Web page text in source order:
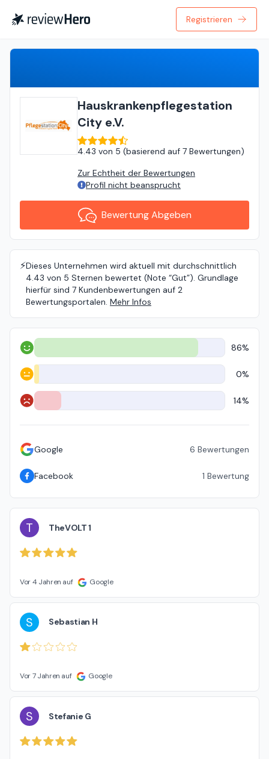
Registrieren
Hauskrankenpflegestation
City e.V.
4.43 von 5 (basierend auf 7 Bewertungen)
Zur Echtheit der Bewertungen
Profil nicht beansprucht
Bewertung Abgeben
⚡️Dieses Unternehmen wird aktuell mit durchschnittlich
4.43 von 5 Sternen bewertet (Note “Gut”). Grundlage
hierfür sind 7 Kundenbewertungen auf 2
Bewertungsportalen. Mehr Infos
Positiv 86%
Neutral 0%
Negativ 14%
Google 6 Bewertungen
Facebook 1 Bewertung
T TheVOLT 1
Vor 4 Jahren auf Google
S Sebastian H
Vor 7 Jahren auf Google
S Stefanie G